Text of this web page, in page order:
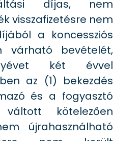
díjas, nem
visszafizetésre nem
a koncessziós
várható bevételét,
két évvel
az (1) bekezdés
és a fogyasztó
kötelezően
újrahasználható